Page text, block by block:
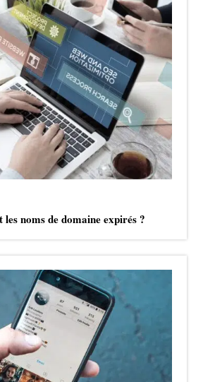
les noms de domaine expirés ?